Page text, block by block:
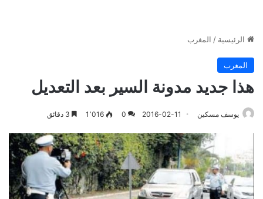
الرئيسية / المغرب
المغرب
هذا جديد مدونة السير بعد التعديل
يوسف مسكين 2016-02-11
0 1٬016